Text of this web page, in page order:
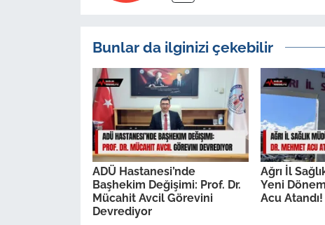
Bunlar da ilginizi çekebilir
ADÜ Hastanesi’nde
Başhekim Değişimi: Prof. Dr.
Mücahit Avcil Görevini
Devrediyor
Ağrı İl
Yeni
Acu Atandı!